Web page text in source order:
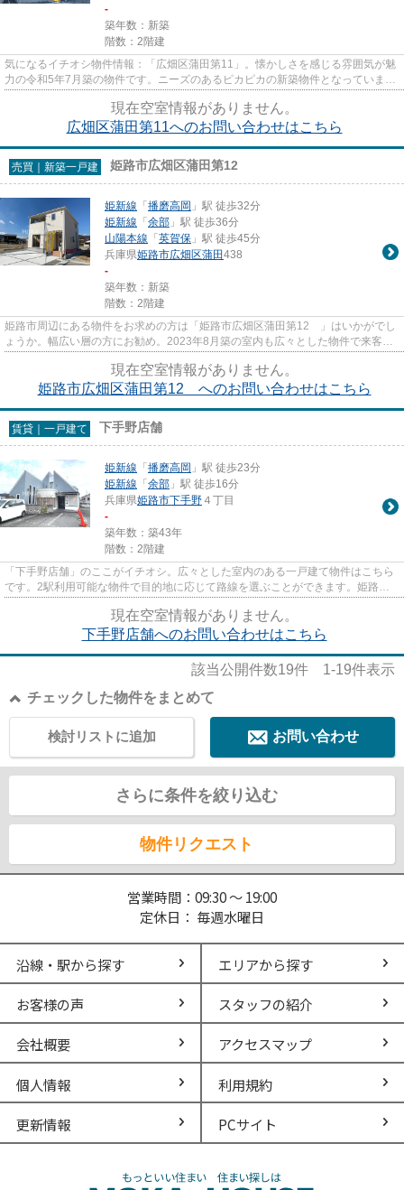
-
築年数：新築
階数：2階建
気になるイチオシ物件情報：「広畑区蒲田第11」。懐かしさを感じる雰囲気が魅
力の令和5年7月築の物件です。ニーズのあるピカピカの新築物件となっていま
す。多くの方からこだわり条件...
現在空室情報がありません。
広畑区蒲田第11へのお問い合わせはこちら
売買｜新築一戸建 姫路市広畑区蒲田第12
姫新線 「播磨高岡 」駅 徒歩32分
姫新線 「余部 」駅 徒歩36分
山陽本線 「英賀保 」駅 徒歩45分
兵庫県姫路市広畑区蒲田438
-
築年数：新築
階数：2階建
姫路市周辺にある物件をお求めの方は「姫路市広畑区蒲田第12 」はいかがでし
ょうか。幅広い層の方にお勧め。2023年8月築の室内も広々とした物件で来客応
対にも安心です。新築ならでは...
現在空室情報がありません。
姫路市広畑区蒲田第12 へのお問い合わせはこちら
賃貸｜一戸建て 下手野店舗
姫新線 「播磨高岡 」駅 徒歩23分
姫新線 「余部 」駅 徒歩16分
兵庫県姫路市下手野 ４丁目
-
築年数：築43年
階数：2階建
「下手野店舗」のここがイチオシ。広々とした室内のある一戸建て物件はこちら
です。2駅利用可能な物件で目的地に応じて路線を選ぶことができます。姫路市
や姫新線播磨高岡周辺で賃貸戸...
現在空室情報がありません。
下手野店舗へのお問い合わせはこちら
該当公開件数19件 1-19件表示
チェックした物件をまとめて
お問い合わせ
検討リストに追加
さらに条件を絞り込む
物件リクエスト
営業時間：09:30 ～ 19:00
定休日： 毎週水曜日
沿線・駅から探す エリアから探す
お客様の声 スタッフの紹介
会社概要 アクセスマップ
個人情報 利用規約
更新情報 PCサイト